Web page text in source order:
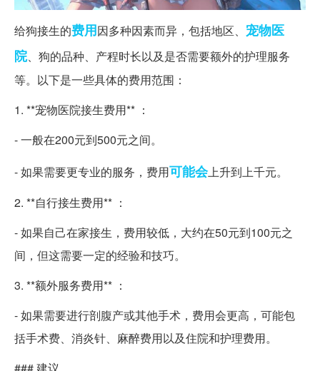
给狗接生的费用因多种因素而异，包括地区、 宠物医
院、狗的品种、产程时长以及是否需要额外的护理服务
等。以下是一些具体的费用范围：
1. **宠物医院接生费用** ：
- 一般在200元到500元之间。
- 如果需要更专业的服务，费用可能会上升到上千元。
2. **自行接生费用** ：
- 如果自己在家接生，费用较低，大约在50元到100元之
间，但这需要一定的经验和技巧。
3. **额外服务费用** ：
- 如果需要进行剖腹产或其他手术，费用会更高，可能包
括手术费、消炎针、麻醉费用以及住院和护理费用。